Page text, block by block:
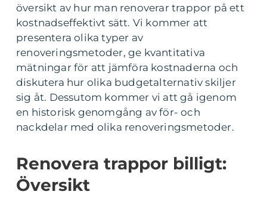
översikt av hur man renoverar trappor på ett
kostnadseffektivt sätt. Vi kommer att
presentera olika typer av
renoveringsmetoder, ge kvantitativa
mätningar för att jämföra kostnaderna och
diskutera hur olika budgetalternativ skiljer
sig åt. Dessutom kommer vi att gå igenom
en historisk genomgång av för- och
nackdelar med olika renoveringsmetoder.
Renovera trappor billigt:
Översikt